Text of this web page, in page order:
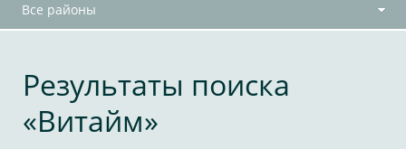
Все районы
Результаты поиска
«Витайм»